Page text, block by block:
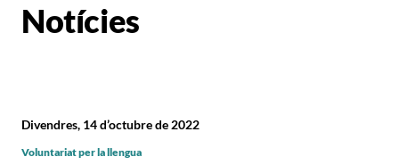
Notícies
Divendres, 14 d’octubre de 2022
Voluntariat per la llengua